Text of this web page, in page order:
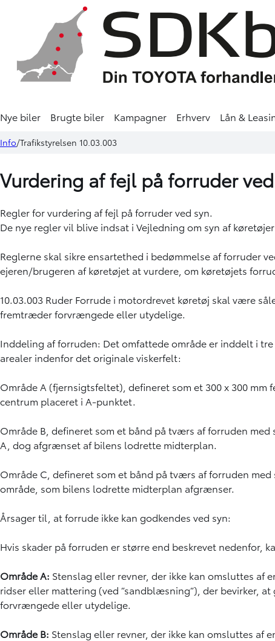
Nye biler Brugte biler Kampagner Erhverv Lån &
Info Trafikstyrelsen 10.03.003
Vurdering af fejl på forruder
Regler for vurdering af fejl på forruder ved syn.
De nye regler vil blive indsat i Vejledning om syn af
Reglerne skal sikre ensartethed i bedømmelse af forruder
ejeren/brugeren af køretøjet at vurdere, om køretøjets
10.03.003 Ruder Forrude i motordrevet køretøj skal være
fremtræder forvrængede eller utydelige.
Inddeling af forruden: Det omfattede område er inddelt i
arealer indenfor det originale viskerfelt:
Område A (fjernsigtsfeltet), defineret som et 300 x 300
centrum placeret i A-punktet.
Område B, defineret som et bånd på tværs af forruden
A, dog afgrænset af bilens lodrette midterplan.
Område C, defineret som et bånd på tværs af forruden
område, som bilens lodrette midterplan afgrænser.
Årsager til, at forrude ikke kan godkendes ved syn:
Hvis skader på forruden er større end beskrevet nedenfor,
Område A: Stenslag eller revner, der ikke kan omsluttes af
ridser eller mattering (ved ”sandblæsning”), der bevirker,
forvrængede eller utydelige.
Område B: Stenslag eller revner, der ikke kan omsluttes af